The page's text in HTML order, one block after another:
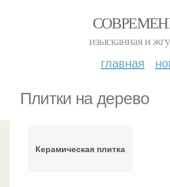
изысканная и
главная
Плитки на дерево
Керамическая плитка